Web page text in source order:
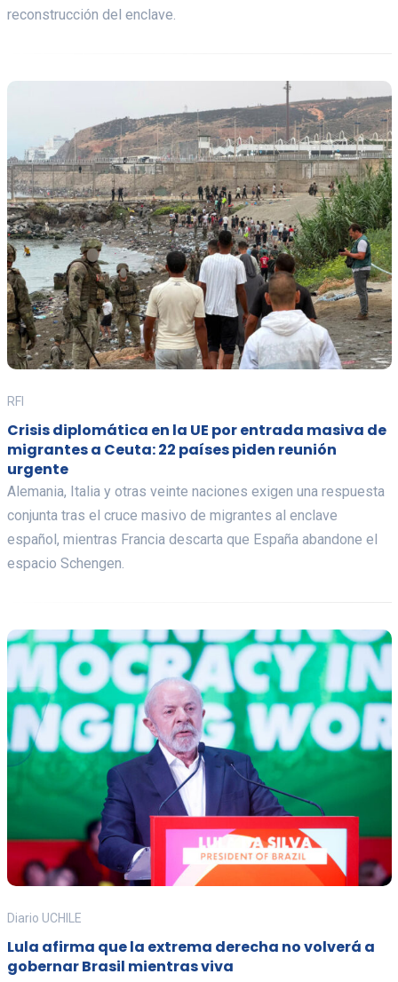
reconstrucción del enclave.
RFI
Crisis diplomática en la UE por entrada masiva de
migrantes a Ceuta: 22 países piden reunión
urgente
Alemania, Italia y otras veinte naciones exigen una respuesta
conjunta tras el cruce masivo de migrantes al enclave
español, mientras Francia descarta que España abandone el
espacio Schengen.
Diario UCHILE
Lula afirma que la extrema derecha no volverá a
gobernar Brasil mientras viva